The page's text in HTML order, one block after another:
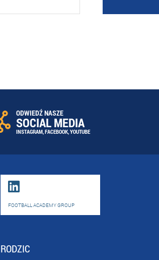
ODWIEDŹ NASZE
SOCIAL MEDIA
INSTAGRAM,FACEBOOK,YOUTUBE
FOOTBALL ACADEMY GROUP
RODZIC